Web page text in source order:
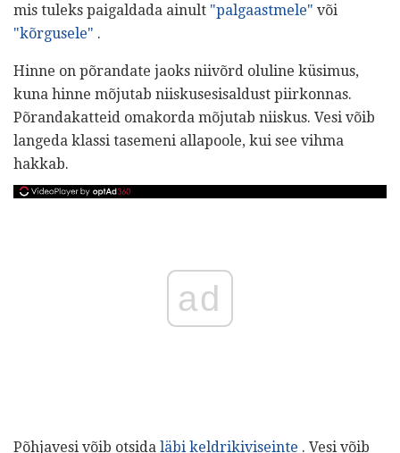
mis tuleks paigaldada ainult "palgaastmele" või
"kõrgusele" .
Hinne on põrandate jaoks niivõrd oluline küsimus,
kuna hinne mõjutab niiskusesisaldust piirkonnas.
Põrandakatteid omakorda mõjutab niiskus. Vesi võib
langeda klassi tasemeni allapoole, kui see vihma
hakkab.
ad
Põhjavesi võib otsida läbi keldrikiviseinte . Vesi võib